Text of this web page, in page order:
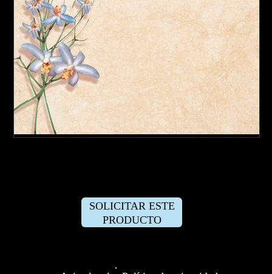
SOLICITAR ESTE
PRODUCTO
·